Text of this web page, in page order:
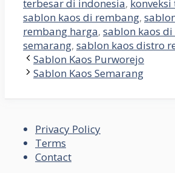
terbesar di indonesia,
sablon kaos di rembang,
rembang harga, sablon kaos
semarang, sablon kaos distro
Sablon Kaos Purworejo
Sablon Kaos Semarang
Privacy Policy
Terms
Contact